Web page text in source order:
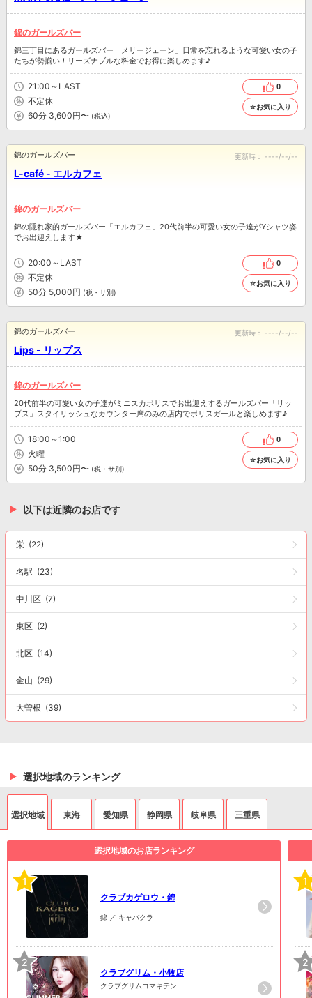
錦のガールズバー
錦三丁目にあるガールズバー「メリージェーン」日常を忘れるような可愛い女の子
たちが勢揃い！リーズナブルな料金でお得に楽しめます♪
21:00～LAST
不定休
60分 3,600円〜 (税込)
0
☆お気に入り
L-café - エルカフェ
錦のガールズバー 更新時： ----/--/--
錦のガールズバー
錦の隠れ家的ガールズバー「エルカフェ」20代前半の可愛い女の子達がYシャツ姿
でお出迎えします★
20:00～LAST
不定休
50分 5,000円 (税・サ別)
0
☆お気に入り
Lips - リップス
錦のガールズバー 更新時： ----/--/--
錦のガールズバー
20代前半の可愛い女の子達がミニスカポリスでお出迎えするガールズバー「リッ
プス」スタイリッシュなカウンター席のみの店内でポリスガールと楽しめます♪
18:00～1:00
火曜
50分 3,500円〜 (税・サ別)
0
☆お気に入り
以下は近隣のお店です
栄 (22)
名駅 (23)
中川区 (7)
東区 (2)
北区 (14)
金山 (29)
大曽根 (39)
選択地域のランキング
選択地域 東海 愛知県 静岡県 岐阜県 三重県
選択地域のお店ランキング
1
クラブカゲロウ・錦
錦 ／ キャバクラ
2
クラブグリム・小牧店
クラブグリムコマキテン
1
2